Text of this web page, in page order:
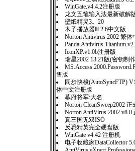
WinGate.v4.4.2注册版
龙文五笔输入法最新破解
壁纸精灵3。20
木子播放器Ⅲ 2.6中文版
Norton Antivirus 2002 繁体
IconXP.v1.0b注册版
瑞星2002 13.21版(密钥制
售版
同步快梭(AutoSyncFTP)
体中文注册版
幕府将军:大名
Norton CleanSweep2002 正
Norton AntiVirus 2002 v8.0
真三国无双ISO
反恐精英完全硬盘版
WinGate v4.42 注册机
电子收藏家DataCollector